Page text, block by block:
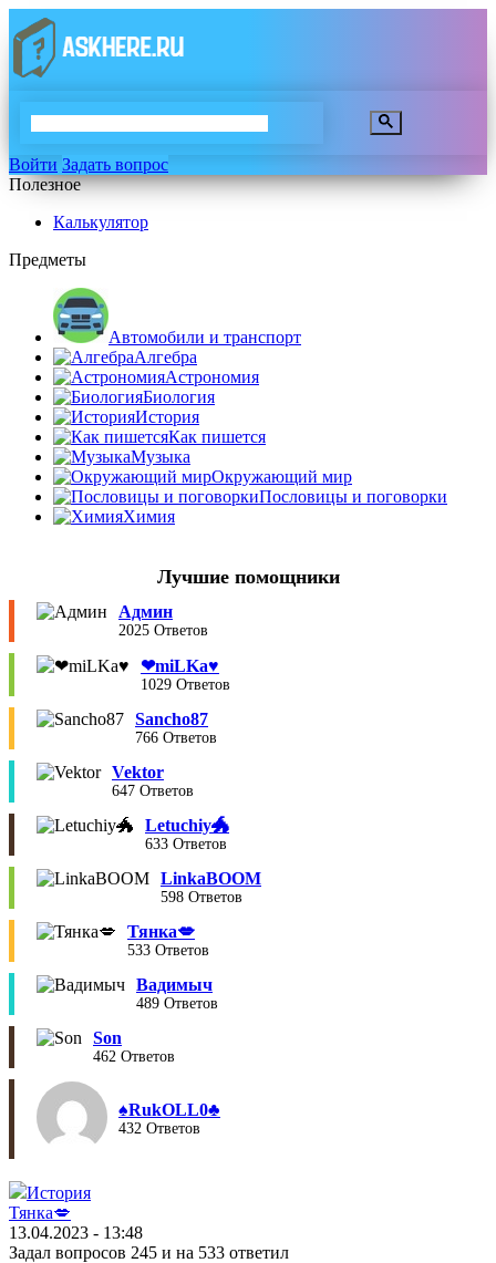
Войти Задать вопрос
Полезное
Калькулятор
Предметы
Автомобили и транспорт
Алгебра
Астрономия
Биология
История
Как пишется
Музыка
Окружающий мир
Пословицы и поговорки
Химия
Лучшие помощники
Админ
2025 Ответов
❤︎miLKa♥︎
1029 Ответов
Sancho87
766 Ответов
Vektor
647 Ответов
Letuchiy🐲
633 Ответов
LinkaBOOM
598 Ответов
Тянка💋
533 Ответов
Вадимыч
489 Ответов
Son
462 Ответов
♠︎RukOLL0♣︎
432 Ответов
История
Тянка💋
13.04.2023 - 13:48
Задал вопросов 245 и на 533 ответил